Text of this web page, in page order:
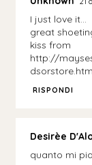
I just love it…
great
kiss from
http://
RISPONDI
Desirèe
quanto mi